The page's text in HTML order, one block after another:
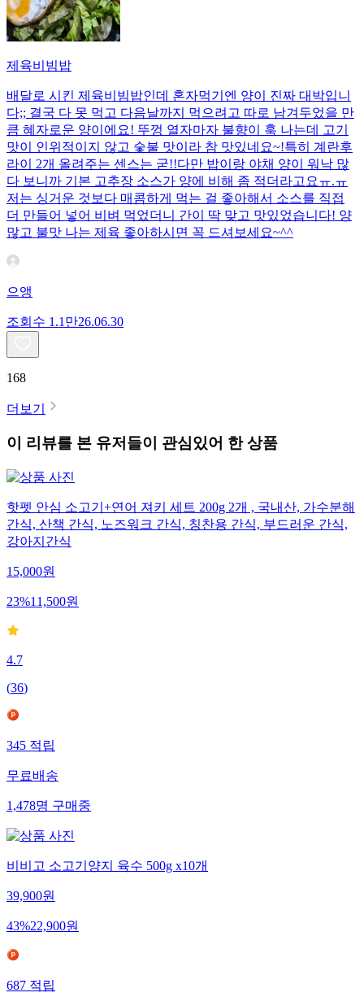
제육비빔밥
배달로 시킨 제육비빔밥인데 혼자먹기엔 양이 진짜 대박입니
다;; 결국 다 못 먹고 다음날까지 먹으려고 따로 남겨두었을 만
큼 혜자로운 양이에요! 뚜껑 열자마자 불향이 훅 나는데 고기
맛이 인위적이지 않고 숯불 맛이라 참 맛있네요~!특히 계란후
라이 2개 올려주는 센스는 굳!! ​다만 밥이랑 야채 양이 워낙 많
다 보니까 기본 고추장 소스가 양에 비해 좀 적더라고요ㅠ.ㅠ
저는 싱거운 것보다 매콤하게 먹는 걸 좋아해서 소스를 직접
더 만들어 넣어 비벼 먹었더니 간이 딱 맞고 맛있었습니다! 양
많고 불맛 나는 제육 좋아하시면 꼭 드셔보세요~^^
으앵
조회수 1.1만26.06.30
168
더보기
이 리뷰를 본 유저들이 관심있어 한 상품
핫펫 안심 소고기+연어 져키 세트 200g 2개 , 국내산, 가수분해
간식, 산책 간식, 노즈워크 간식, 칭찬용 간식, 부드러운 간식,
강아지간식
15,000원
23%11,500원
4.7
(36)
345 적립
무료배송
1,478명 구매중
비비고 소고기양지 육수 500g x10개
39,900원
43%22,900원
687 적립